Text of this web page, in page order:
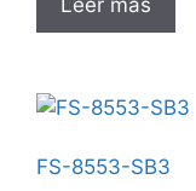
FS-8553-SB3